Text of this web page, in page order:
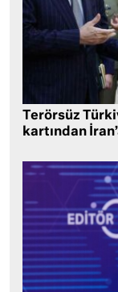
Terörsüz
kartından